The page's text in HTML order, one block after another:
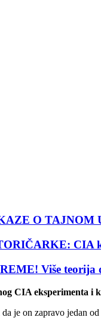
O
CIA
Više
CIA eksperimenta i
je on zapravo jedan